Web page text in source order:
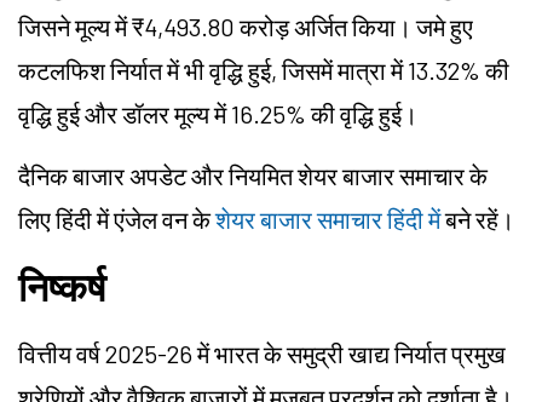
जिसने मूल्य में ₹4,493.80 करोड़ अर्जित किया। जमे हुए
कटलफिश निर्यात में भी वृद्धि हुई, जिसमें मात्रा में 13.32% की
वृद्धि हुई और डॉलर मूल्य में 16.25% की वृद्धि हुई।
दैनिक बाजार अपडेट और नियमित शेयर बाजार समाचार के
लिए हिंदी में एंजेल वन केशेयर बाजार समाचार हिंदी मेंबने रहें।
निष्कर्ष
वित्तीय वर्ष 2025-26 में भारत के समुद्री खाद्य निर्यात प्रमुख